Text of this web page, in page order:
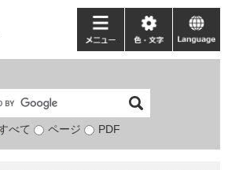
検
べて ページ PDF
メ
ニ
ー
色・
文
language